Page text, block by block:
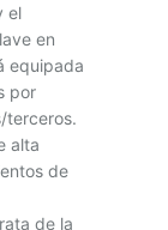
el
en
equipada
por
terceros.
alta
de
de la